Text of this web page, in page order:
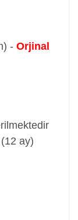
- Orjinal
ay)